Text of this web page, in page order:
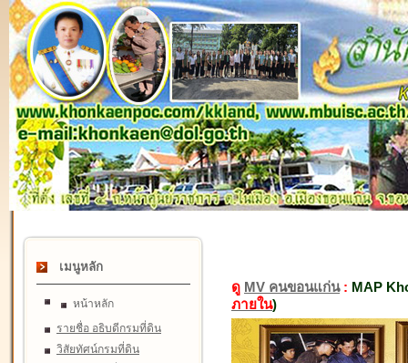
เมนูหลัก
หน้าหลัก
รายชื่อ อธิบดีกรมที่ดิน
วิสัยทัศน์กรมที่ดิน
ดู MV คนขอนแก่น: MAP
ภายใน)